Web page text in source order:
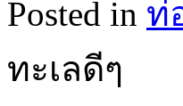
Posted in ท่
ทะเลดีๆ